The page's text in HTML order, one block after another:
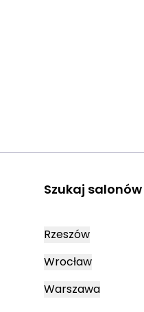
Szukaj salonów
Rzeszów
Wrocław
Warszawa